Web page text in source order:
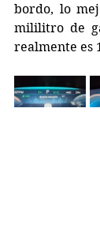
bordo, lo
mililitro de
realmente es